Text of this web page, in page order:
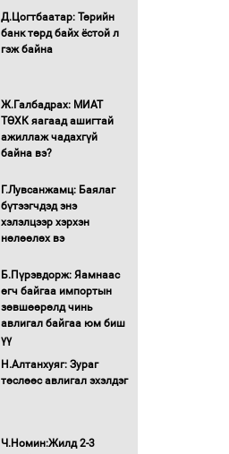
Хөшөө бүтсэн түүхийг
өгүүлэх 7 баримт
ёслол боллоо
“Хар жагсаалт”-ын
чиглэлээр
Монголбанкны
удирдлагад 30 хоногийн
хугацаатай үүрэг өглөө
олимпиадын хүрээнд
гарсан зардлыг
шийдвэрлэж өгөхөөр
болов
Энэ намар 1-6 дугаар
ангийн хүүхдүүдэд
сургуулийн автобус
буй ДЦС-ын төслийг
Д.Цогтбаатар: Төрийн
банк төрд байх ёстой л
гэж байна
Ж.Галбадрах: МИАТ
ТӨХК яагаад ашигтай
ажиллаж чадахгүй
байна вэ?
Г.Лувсанжамц: Баялаг
бүтээгчдэд энэ
хэлэлцээр хэрхэн
нөлөөлөх вэ
Б.Пүрэвдорж: Яамнаас
өгч байгаа импортын
зөвшөөрөлд чинь
авлигал байгаа юм биш
үү
Н.Алтанхуяг: Зураг
төслөөс авлигал эхэлдэг
Ч.Номин:Жилд 2-3